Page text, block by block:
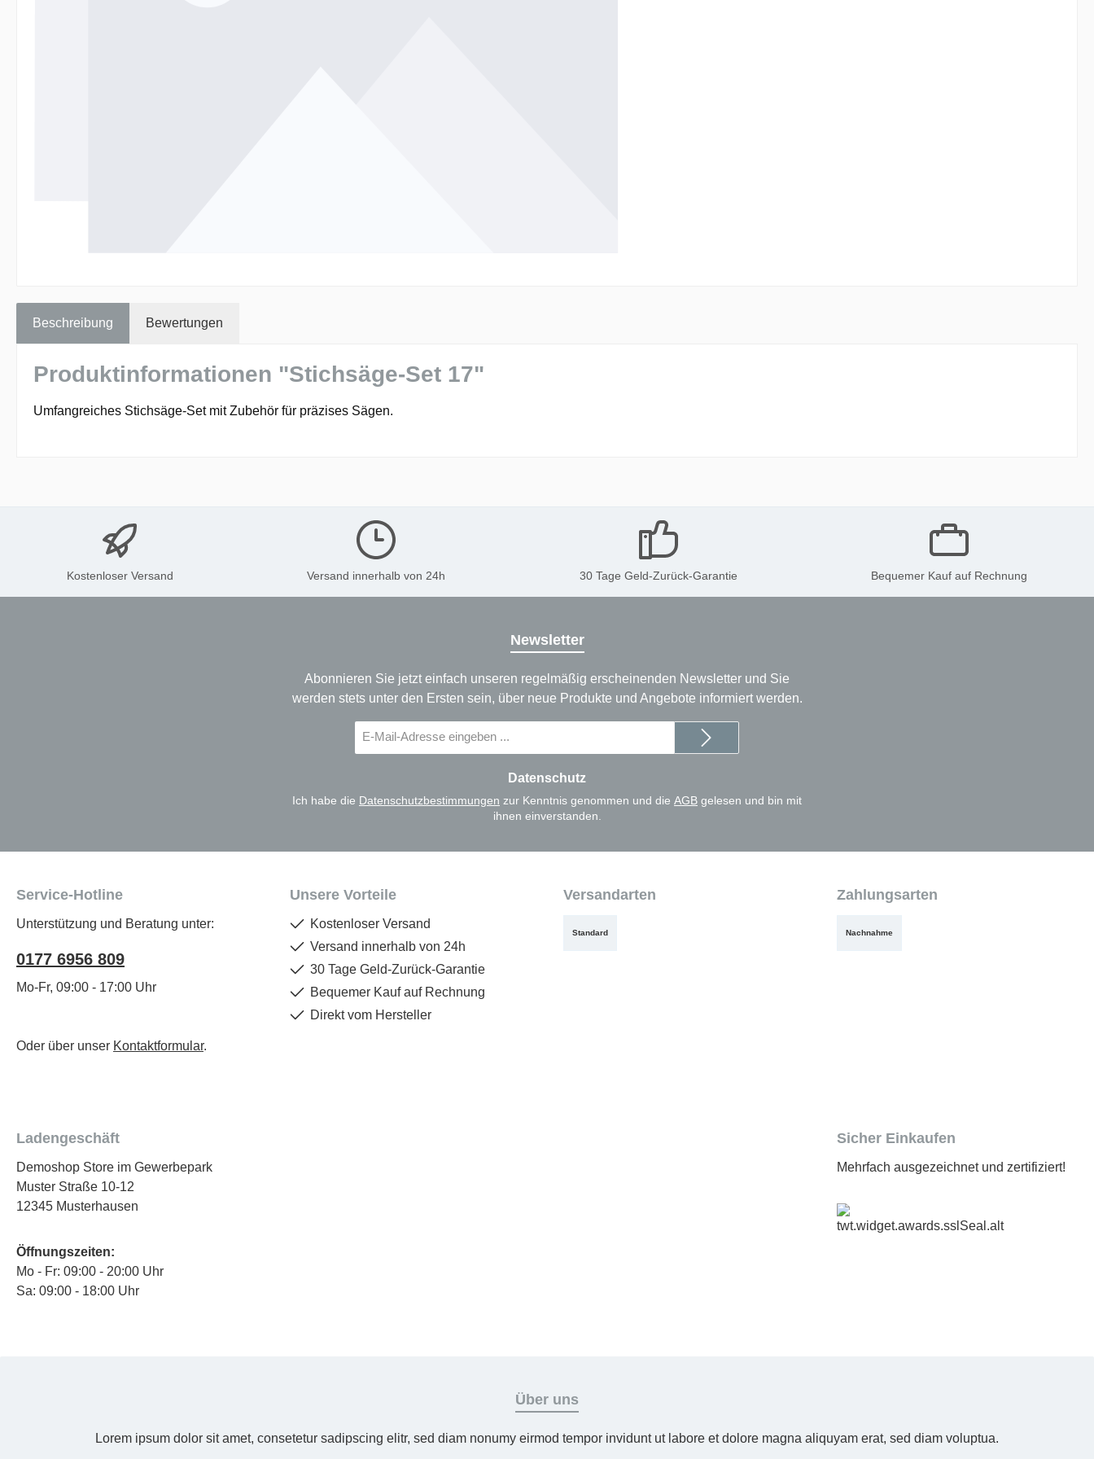
Beschreibung Bewertungen
Produktinformationen "Stichsäge-Set 17"
Umfangreiches Stichsäge-Set mit Zubehör für präzises Sägen.
Kostenloser Versand Versand innerhalb von 24h 30 Tage Geld-Zurück-Garantie Bequemer Kauf auf Rechnung
Newsletter
Abonnieren Sie jetzt einfach unseren regelmäßig erscheinenden Newsletter und Sie
werden stets unter den Ersten sein, über neue Produkte und Angebote informiert werden.
Mail-
Datenschutz
Ich habe die Datenschutzbestimmungen zur Kenntnis genommen und die AGB gelesen und bin mit
ihnen einverstanden.
Service-Hotline
Unterstützung und Beratung unter:
0177 6956 809
Mo-Fr, 09:00 - 17:00 Uhr
Oder über unser Kontaktformular.
Unsere Vorteile
Kostenloser Versand
Versand innerhalb von 24h
30 Tage Geld-Zurück-Garantie
Bequemer Kauf auf Rechnung
Direkt vom Hersteller
Versandarten
Standard
Zahlungsarten
Nachnahme
Ladengeschäft
Demoshop Store im Gewerbepark
Muster Straße 10-12
12345 Musterhausen
Öffnungszeiten:
Mo - Fr: 09:00 - 20:00 Uhr
Sa: 09:00 - 18:00 Uhr
Sicher Einkaufen
Mehrfach ausgezeichnet und zertifiziert!
Über uns
Lorem ipsum dolor sit amet, consetetur sadipscing elitr, sed diam nonumy eirmod tempor invidunt ut labore et dolore magna aliquyam erat, sed diam voluptua.